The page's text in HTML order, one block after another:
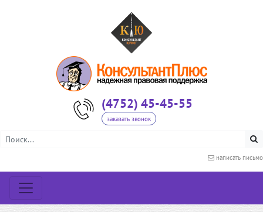
(4752) 45-45-55
заказать звонок
написать письмо